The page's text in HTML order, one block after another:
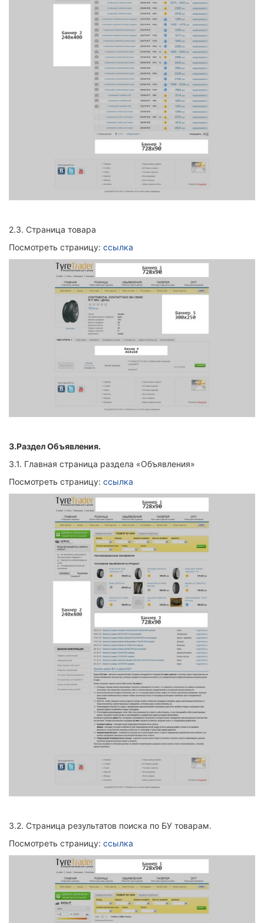
2.3. Страница товара
Посмотреть страницу: ссылка
3.Раздел Объявления.
3.1. Главная страница раздела «Объявления»
Посмотреть страницу: ссылка
3.2. Страница результатов поиска по БУ товарам.
Посмотреть страницу: ссылка